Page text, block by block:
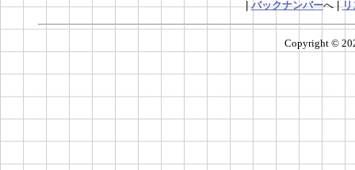
|バックナンバーへ |リ
Copyright ©